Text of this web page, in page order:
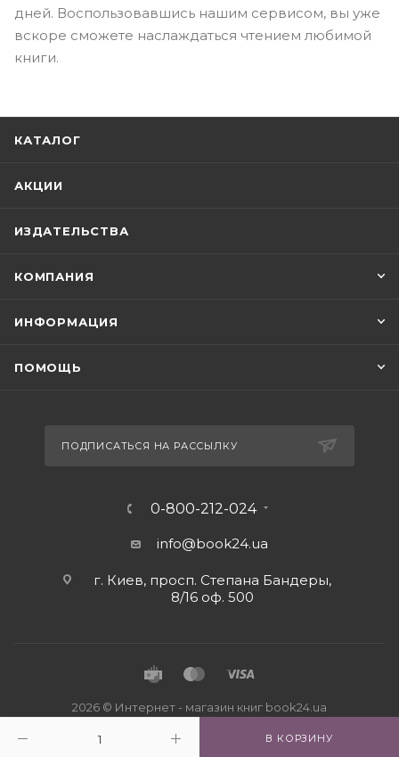
В КОРЗИНУ
дней. Воспользовавшись нашим сервисом, вы уже
вскоре сможете наслаждаться чтением любимой
книги.
КАТАЛОГ
АКЦИИ
ИЗДАТЕЛЬСТВА
КОМПАНИЯ
ИНФОРМАЦИЯ
ПОМОЩЬ
ПОДПИСАТЬСЯ НА РАССЫЛКУ
0-800-212-024
info@book24.ua
г. Киев, просп. Степана Бандеры,
8/16 оф. 500
2026 © Интернет - магазин книг book24.ua